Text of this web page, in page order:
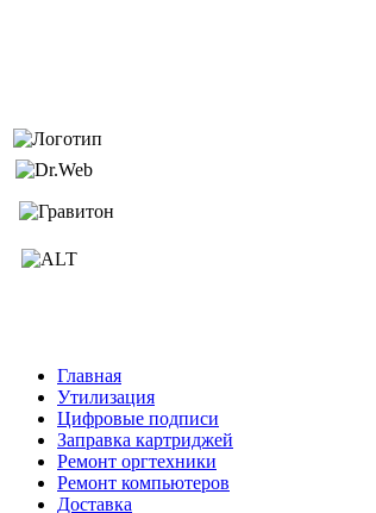
Главная
Утилизация
Цифровые подписи
Заправка картриджей
Ремонт оргтехники
Ремонт компьютеров
Доставка